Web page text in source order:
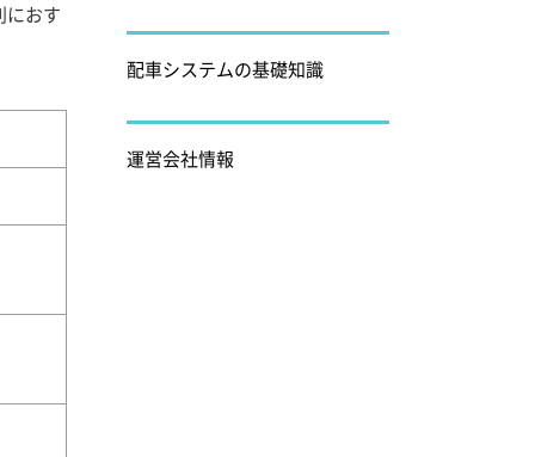
におす
配車システムの基礎知識
運営会社情報